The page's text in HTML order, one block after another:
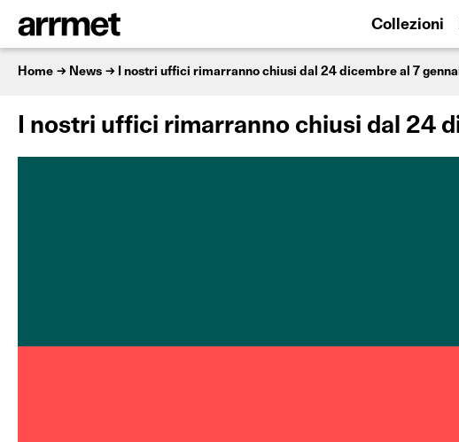
Collezioni
Home News I nostri uffici rimarranno chiusi dal 24 dicembre al 7
I nostri uffici rimarranno chiusi dal 24